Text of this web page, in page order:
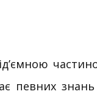
певних